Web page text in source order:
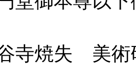
寺焼失 美術